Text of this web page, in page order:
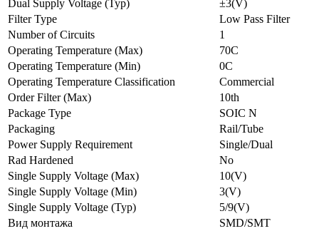
Dual Supply Voltage (Typ)
±3(V)
Filter Type
Low Pass Filter
Number of Circuits
1
Operating Temperature (Max)
70C
Operating Temperature (Min)
0C
Operating Temperature Classification
Commercial
Order Filter (Max)
10th
Package Type
SOIC N
Packaging
Rail/Tube
Power Supply Requirement
Single/Dual
Rad Hardened
No
Single Supply Voltage (Max)
10(V)
Single Supply Voltage (Min)
3(V)
Single Supply Voltage (Typ)
5/9(V)
Вид монтажа
SMD/SMT